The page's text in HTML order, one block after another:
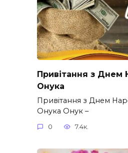
Привітання з Днем
Онука
Привітання з Днем
Онука Онук –
0 7.4к.